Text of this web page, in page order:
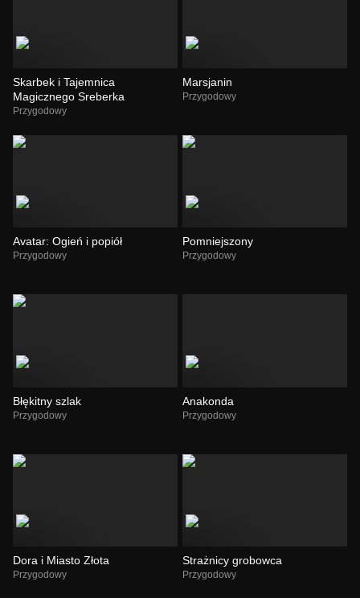
Skarbek i Tajemnica
Magicznego Sreberka
Przygodowy
Marsjanin
Przygodowy
Avatar: Ogień i popiół
Przygodowy
Pomniejszony
Przygodowy
Błękitny szlak
Przygodowy
Anakonda
Przygodowy
Dora i Miasto Złota
Przygodowy
Strażnicy grobowca
Przygodowy